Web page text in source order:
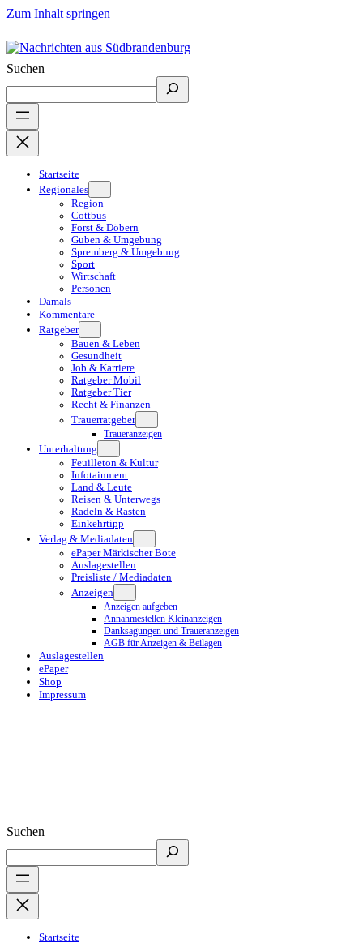
Zum Inhalt springen
Suchen
Startseite
Regionales
Region
Cottbus
Forst & Döbern
Guben & Umgebung
Spremberg & Umgebung
Sport
Wirtschaft
Personen
Damals
Kommentare
Ratgeber
Bauen & Leben
Gesundheit
Job & Karriere
Ratgeber Mobil
Ratgeber Tier
Recht & Finanzen
Trauerratgeber
Traueranzeigen
Unterhaltung
Feuilleton & Kultur
Infotainment
Land & Leute
Reisen & Unterwegs
Radeln & Rasten
Einkehrtipp
Verlag & Mediadaten
ePaper Märkischer Bote
Auslagestellen
Preisliste / Mediadaten
Anzeigen
Anzeigen aufgeben
Annahmestellen Kleinanzeigen
Danksagungen und Traueranzeigen
AGB für Anzeigen & Beilagen
Auslagestellen
ePaper
Shop
Impressum
Suchen
Startseite